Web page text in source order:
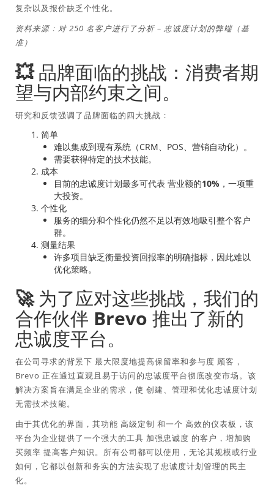
复杂以及报价缺乏个性化。
资料来源：对 250 名客户进行了分析 – 忠诚度计划的弊端（基
准）
💥 品牌面临的挑战：消费者期
望与内部约束之间。
研究和反馈强调了品牌面临的四大挑战：
简单
难以集成到现有系统（CRM、POS、营销自动化）。
需要获得特定的技术技能。
成本
目前的忠诚度计划最多可代表 营业额的10% ，一项重
大投资。
个性化
服务的细分和个性化仍然不足以有效地吸引整个客户
群。
测量结果
许多项目缺乏衡量投资回报率的明确指标，因此难以
优化策略。
🚀 为了应对这些挑战，我们的
合作伙伴 Brevo 推出了新的
忠诚度平台。
在公司寻求的背景下 最大限度地提高保留率和参与度 顾客 ，
Brevo 正在通过直观且易于访问的忠诚度平台彻底改变市场。该
解决方案旨在满足企业的需求，使 创建、管理和优化忠诚度计划
无需技术技能。
由于其优化的界面，其功能 高级定制 和一个 高效的仪表板 ，该
平台为企业提供了一个强大的工具 加强忠诚度 的客户，增加购
买频率 提高客户知识。所有公司都可以使用，无论其规模或行业
如何，它都以创新和务实的方法实现了忠诚度计划管理的民主
化。